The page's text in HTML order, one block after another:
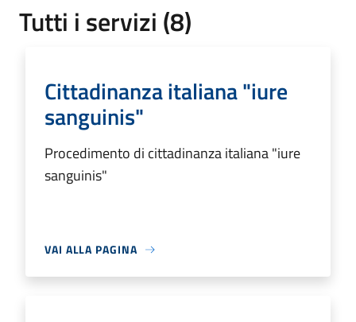
Tutti i servizi (8)
Cittadinanza italiana "iure
sanguinis"
Procedimento di cittadinanza italiana "iure
sanguinis"
VAI ALLA PAGINA